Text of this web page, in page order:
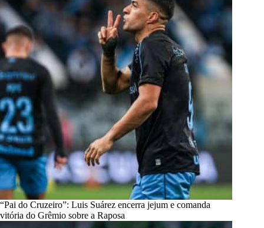
“Pai do Cruzeiro”: Luis Suárez encerra jejum e comanda
vitória do Grêmio sobre a Raposa